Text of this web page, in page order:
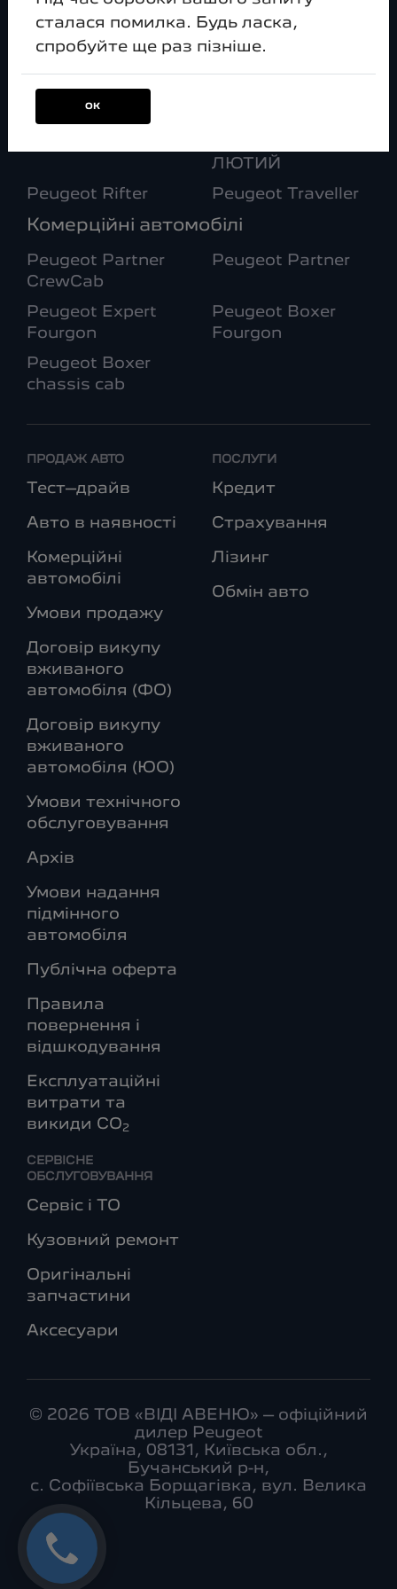
Peugeot 408 Peugeot 2008
Peugeot 5008
Peugeot
ЛЮТИЙ
Peugeot Rifter Peugeot Traveller
Комерційні автомобілі
Peugeot Partner
CrewCab
Peugeot Partner
Peugeot Expert
Fourgon
Peugeot Boxer
Fourgon
Peugeot Boxer
chassis cab
ПРОДАЖ АВТО
Тест–драйв
Авто в наявності
Комерційні
автомобілі
Умови продажу
Договір викупу
вживаного
автомобіля (ФО)
Договір викупу
вживаного
автомобіля (ЮО)
Умови технічного
обслуговування
Архів
Умови надання
підмінного
автомобіля
Публічна оферта
Правила
повернення і
відшкодування
Експлуатаційні
витрати та
викиди СО2
ПОСЛУГИ
Кредит
Страхування
Лізинг
Обмін авто
СЕРВІСНЕ
ОБСЛУГОВУВАННЯ
Сервіс і ТО
Кузовний ремонт
Оригінальні
запчастини
Аксесуари
© 2026 ТОВ «ВІДІ АВЕНЮ» – офіційний
дилер Peugeot
Україна, 08131, Київська обл.,
Бучанський р-н,
с. Софіївська Борщагівка, вул. Велика
Кільцева, 60
сталася помилка. Будь ласка,
спробуйте ще раз пізніше.
ОК